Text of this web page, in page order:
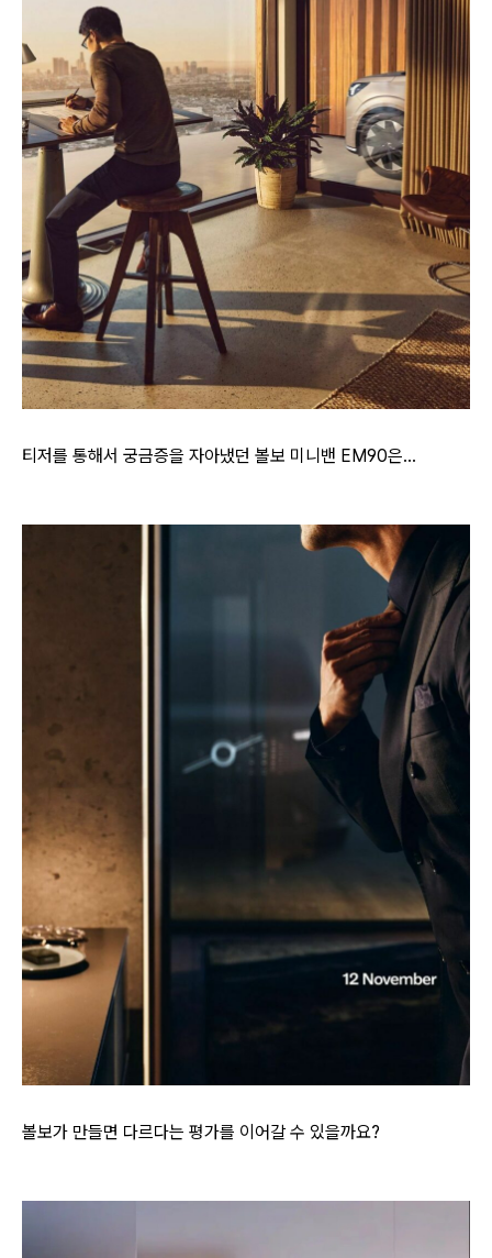
티저를 통해서 궁금증을 자아냈던 볼보 미니밴 EM90은...
볼보가 만들면 다르다는 평가를 이어갈 수 있을까요?